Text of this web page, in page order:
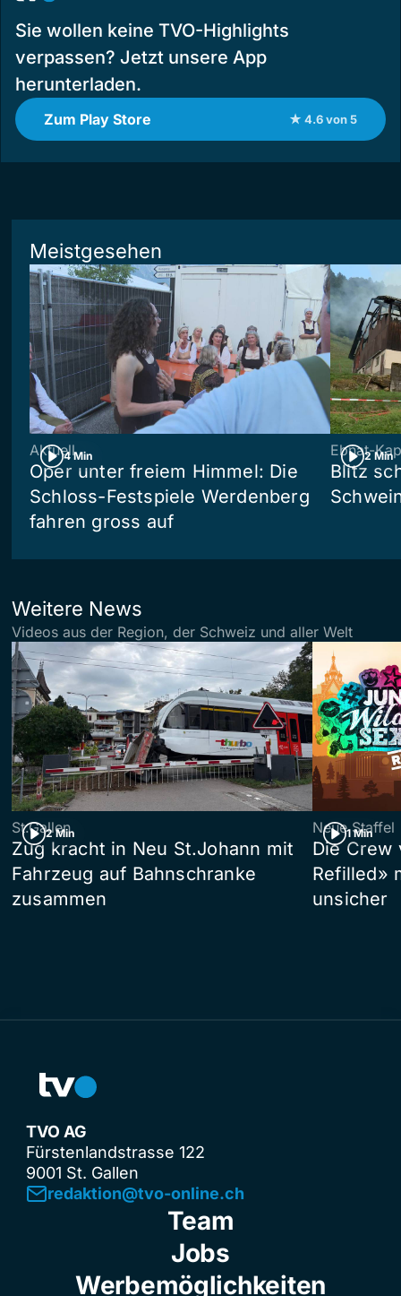
Sie wollen keine TVO-Highlights
verpassen? Jetzt unsere App
herunterladen.
Zum Play Store ★ 4.6 von 5
Meistgesehen
4 Min
Aktuell
Oper unter freiem Himmel: Die
Schloss-Festspiele Werdenberg
fahren gross auf
2 Min
Ebnat-
Blitz
Weitere News
Videos aus der Region, der Schweiz und aller Welt
2 Min
St.Gallen
Zug kracht in Neu St.Johann mit
Fahrzeug auf Bahnschranke
zusammen
1 Min
Neue Staffel
Die Crew
Refilled»
unsicher
TVO AG
Fürstenlandstrasse 122
9001 St. Gallen
redaktion@tvo-online.ch
Team
Jobs
Werbemöglichkeiten